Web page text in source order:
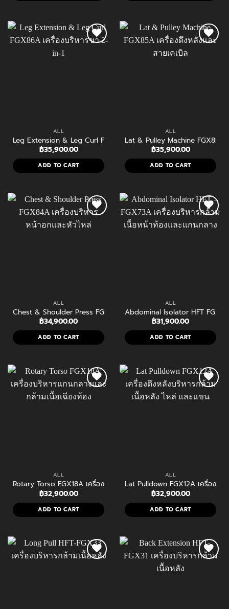
ALL
Leg Extension & Leg Curl FGX86A เครื่องบริหารขา 2-in-1 แบบ
฿35,900.00
ADD TO CART
ALL
Lat & Pulley Machine FGX85A
฿35,900.00
ADD TO CART
ALL
Chest & Shoulder Press FGX84A เครื่องบริหารหน้าอกและหัวไหล่ร
฿34,900.00
ADD TO CART
ALL
Abdominal Isolator HFT
฿31,900.00
ADD TO CART
ALL
Rotary Torso FGX18A เครื่องบริหารกล้ามเนื้อแกนกลางและเฉียงท้อง
฿32,900.00
ADD TO CART
ALL
Lat Pulldown FGX12A เครื่องดึง
฿32,900.00
ADD TO CART